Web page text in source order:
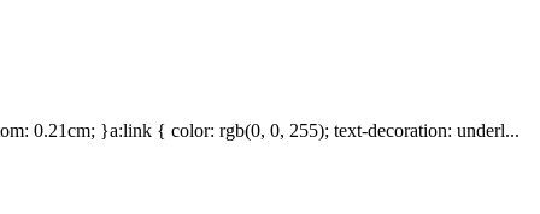
0.21cm; }a:link { color: rgb(0, 0, 255); text-decoration: underl...